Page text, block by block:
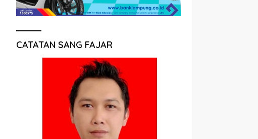
CATATAN SANG FAJAR